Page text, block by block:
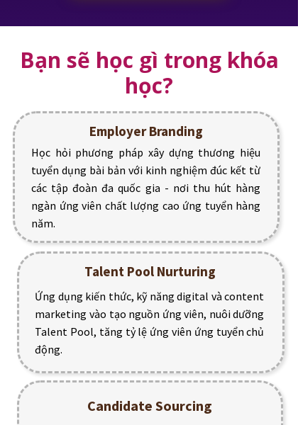
Bạn sẽ học gì trong khóa
học?
Học hỏi phương pháp xây dựng thương hiệu
tuyển dụng bài bản với kinh nghiệm đúc kết từ
các tập đoàn đa quốc gia - nơi thu hút hàng
ngàn ứng viên chất lượng cao ứng tuyển hàng
năm.
Employer Branding
Ứng dụng kiến thức, kỹ năng digital và content
marketing vào tạo nguồn ứng viên, nuôi dưỡng
Talent Pool, tăng tỷ lệ ứng viên ứng tuyển chủ
động.
Talent Pool Nurturing
Candidate Sourcing